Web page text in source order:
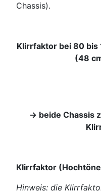
Chassis).
Klirrfaktor bei 80 bis
(48
-> beide Chassis
Klirrfaktor
Hinweis: die